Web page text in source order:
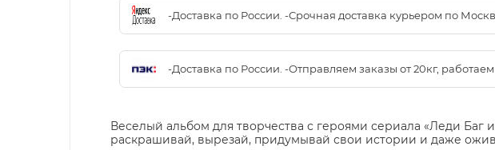
-Доставка по России. -Срочная доставка курьером по
-Доставка по России. -Отправляем заказы от 20кг,
Веселый альбом для творчества с героями сериала «Леди Баг
раскрашивай, вырезай, придумывай свои истории и даже